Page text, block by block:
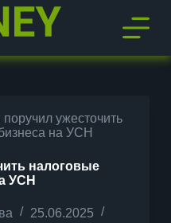
поручил ужесточить
на УСН
налоговые
УСН
25.06.2025